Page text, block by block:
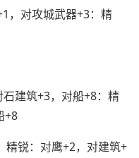
，对攻城武器+3：精
建筑+3，对船+8：精
+8
锐：对鹰+2，对建筑+